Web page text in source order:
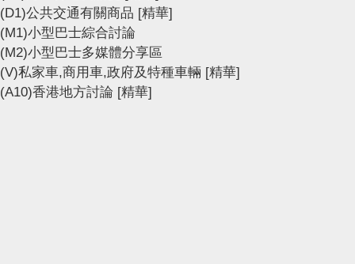
(D1)公共交通有關商品 [精華]
(M1)小型巴士綜合討論
(M2)小型巴士多媒體分享區
(V)私家車,商用車,政府及特種車輛 [精華]
(A10)香港地方討論 [精華]